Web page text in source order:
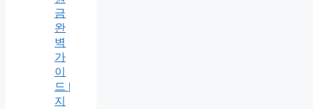
금
완
벽
가
이
드 |
지